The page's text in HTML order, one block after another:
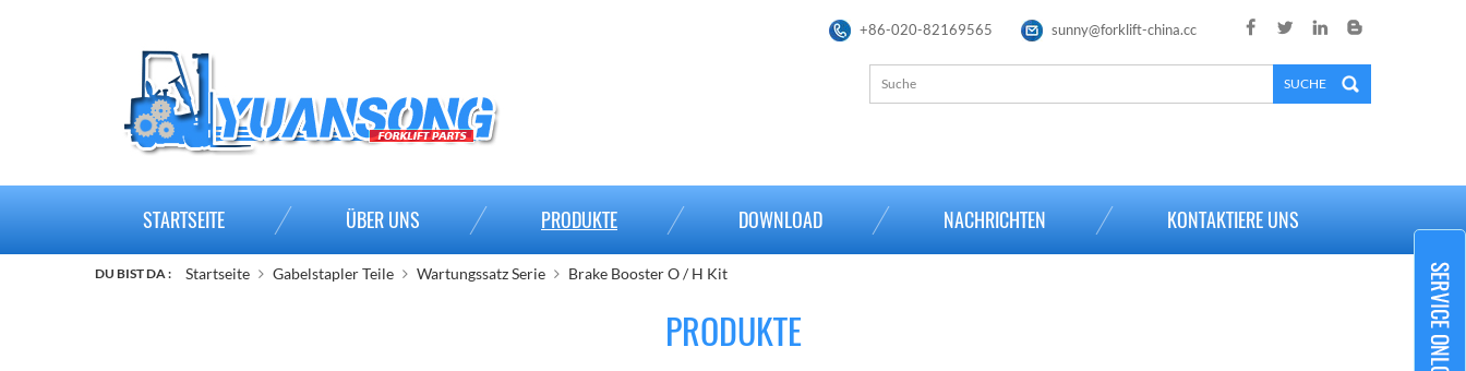
+86-020-82169565 sunny@forklift-china.cc
×
STARTSEITE ÜBER UNS PRODUKTE DOWNLOAD NACHRICHTEN KONTAKTIERE UNS
DU BIST DA : Startseite Gabelstapler Teile Wartungssatz Serie Brake Booster O / H Kit
PRODUKTE